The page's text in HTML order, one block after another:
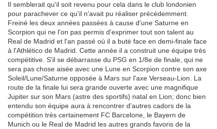
Il semblerait qu'il soit revenu pour cela dans le club londonien
pour parachever ce qu'il n'avait pu réaliser précédemment.
Freiné les deux années passées à cause d'une Saturne en
Scorpion qui ne l'on pas permis d'exprimer tout son talent au
Real de Madrid et l'an passé où il a buté face en demi-finale face
à l'Athlético de Madrid. Cette année il a construit une équipe très
compétitive. S'il se débarrasse du PSG en 1/8e de finale, qui ne
sera pas chose aisée avec une Lune en Scorpion contre son axe
Soleil/Lune/Saturne opposée à Mars sur l'axe Verseau-Lion. La
route de la finale lui sera grande ouverte avec une magnifique
Jupiter sur son Mars (astre des sportifs) natal en Lion; donc bien
entendu son équipe aura à rencontrer d'autres cadors de la
compétition très certainement FC Barcelone, le Bayern de
Munich ou le Real de Madrid les autres grands favoris de la